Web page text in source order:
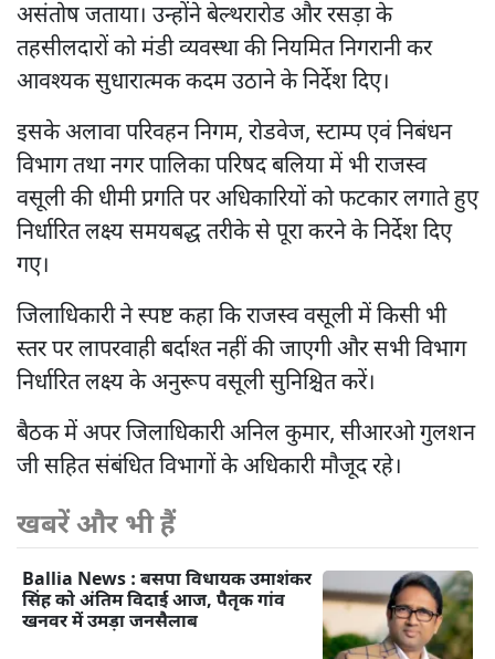
असंतोष जताया। उन्होंने बेल्थरारोड और रसड़ा के
तहसीलदारों को मंडी व्यवस्था की नियमित निगरानी कर
आवश्यक सुधारात्मक कदम उठाने के निर्देश दिए।
इसके अलावा परिवहन निगम, रोडवेज, स्टाम्प एवं निबंधन
विभाग तथा नगर पालिका परिषद बलिया में भी राजस्व
वसूली की धीमी प्रगति पर अधिकारियों को फटकार लगाते हुए
निर्धारित लक्ष्य समयबद्ध तरीके से पूरा करने के निर्देश दिए
गए।
जिलाधिकारी ने स्पष्ट कहा कि राजस्व वसूली में किसी भी
स्तर पर लापरवाही बर्दाश्त नहीं की जाएगी और सभी विभाग
निर्धारित लक्ष्य के अनुरूप वसूली सुनिश्चित करें।
बैठक में अपर जिलाधिकारी अनिल कुमार, सीआरओ गुलशन
जी सहित संबंधित विभागों के अधिकारी मौजूद रहे।
खबरें और भी हैं
Ballia News : बसपा विधायक उमाशंकर
सिंह को अंतिम विदाई आज, पैतृक गांव
खनवर में उमड़ा जनसैलाब